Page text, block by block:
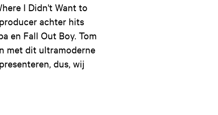
I Didn't Want to
achter hits
en Fall Out Boy. Tom
met dit ultramoderne
dus, wij